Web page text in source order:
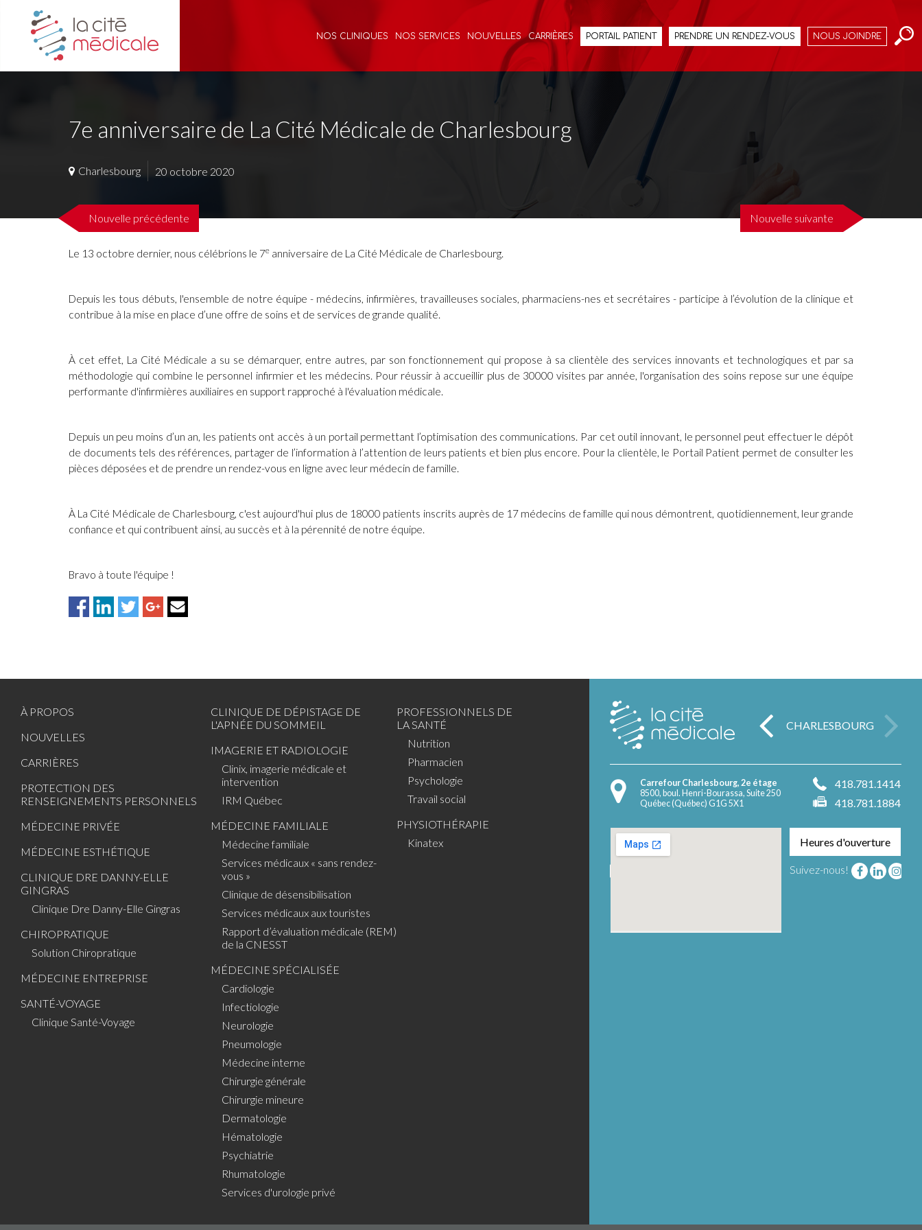
NOS CLINIQUES NOS SERVICES NOUVELLES CARRIÈRES PORTAIL PATIENT PRENDRE UN RENDEZ-VOUS NOUS JOINDRE
7e anniversaire de La Cité Médicale de Charlesbourg
Charlesbourg 20 octobre 2020
Nouvelle précédente Nouvelle suivante
Le 13 octobre dernier, nous célébrions le 7e anniversaire de La Cité Médicale de Charlesbourg.
Depuis les tous débuts, l'ensemble de notre équipe - médecins, infirmières, travailleuses sociales, pharmaciens-nes et secrétaires - participe à l’évolution de la clinique et
contribue à la mise en place d’une offre de soins et de services de grande qualité.
À cet effet, La Cité Médicale a su se démarquer, entre autres, par son fonctionnement qui propose à sa clientèle des services innovants et technologiques et par sa
méthodologie qui combine le personnel infirmier et les médecins. Pour réussir à accueillir plus de 30000 visites par année, l'organisation des soins repose sur une équipe
performante d'infirmières auxiliaires en support rapproché à l'évaluation médicale.
Depuis un peu moins d’un an, les patients ont accès à un portail permettant l’optimisation des communications. Par cet outil innovant, le personnel peut effectuer le dépôt
de documents tels des références, partager de l’information à l’attention de leurs patients et bien plus encore. Pour la clientèle, le Portail Patient permet de consulter les
pièces déposées et de prendre un rendez-vous en ligne avec leur médecin de famille.
À La Cité Médicale de Charlesbourg, c'est aujourd'hui plus de 18000 patients inscrits auprès de 17 médecins de famille qui nous démontrent, quotidiennement, leur grande
confiance et qui contribuent ainsi, au succès et à la pérennité de notre équipe.
Bravo à toute l'équipe !
À PROPOS
NOUVELLES
CARRIÈRES
PROTECTION DES
RENSEIGNEMENTS PERSONNELS
MÉDECINE PRIVÉE
MÉDECINE ESTHÉTIQUE
CLINIQUE DRE DANNY-ELLE
GINGRAS
Clinique Dre Danny-Elle Gingras
CHIROPRATIQUE
Solution Chiropratique
MÉDECINE ENTREPRISE
SANTÉ-VOYAGE
Clinique Santé-Voyage
CLINIQUE DE DÉPISTAGE DE
L'APNÉE DU SOMMEIL
IMAGERIE ET RADIOLOGIE
Clinix, imagerie médicale et
intervention
IRM Québec
MÉDECINE FAMILIALE
Médecine familiale
Services médicaux « sans rendez-
vous »
Clinique de désensibilisation
Services médicaux aux touristes
Rapport d’évaluation médicale (REM)
de la CNESST
MÉDECINE SPÉCIALISÉE
Cardiologie
Infectiologie
Neurologie
Pneumologie
Médecine interne
Chirurgie générale
Chirurgie mineure
Dermatologie
Hématologie
Psychiatrie
Rhumatologie
Services d'urologie privé
PROFESSIONNELS DE
LA SANTÉ
Nutrition
Pharmacien
Psychologie
Travail social
PHYSIOTHÉRAPIE
Kinatex
CHARLESBOURG
Place de la Cité, 2e étage
Québec (Québec) G1V 4T3
Carrefour Charlesbourg, 2e étage
8500, boul. Henri-Bourassa, Suite 250
Québec (Québec) G1G 5X1
418.781.1414
418.781.1884
Heures d'ouverture
Suivez-nous!